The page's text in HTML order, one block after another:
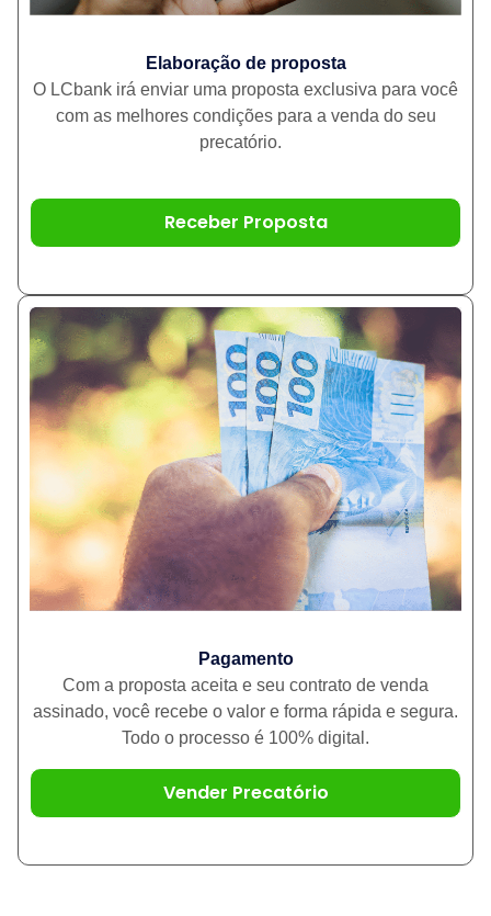
Elaboração de proposta
O LCbank irá enviar uma proposta exclusiva para você
com as melhores condições para a venda do seu
precatório.
Receber Proposta
Pagamento
Com a proposta aceita e seu contrato de venda
assinado, você recebe o valor e forma rápida e segura.
Todo o processo é 100% digital.
Vender Precatório